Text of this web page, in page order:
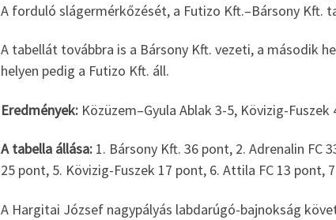
A forduló slágermérkőzését, a Futizo Kft.–Bársony Kft.
A tabellát továbbra is a Bársony Kft. vezeti, a második
helyen pedig a Futizo Kft. áll.
Eredmények: Közüzem–Gyula Ablak 3-5, Kövizig-
A tabella állása: 1. Bársony Kft. 36 pont, 2. Adrenalin FC
25 pont, 5. Kövizig-Fuszek 17 pont, 6. Attila FC 13
A Hargitai József nagypályás labdarúgó-bajnokság